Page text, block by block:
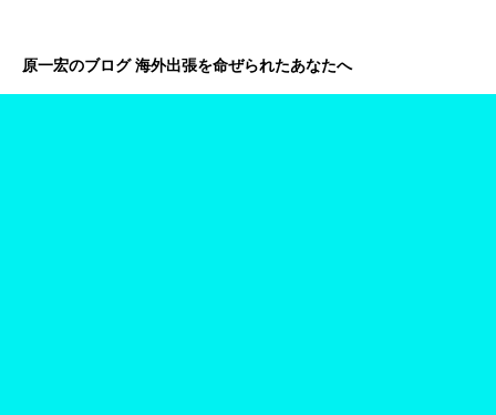
原一宏のブログ 海外出張を命ぜられたあなたへ